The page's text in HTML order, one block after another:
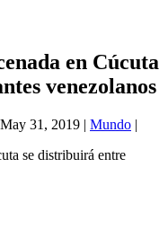
en Cúcuta
venezolanos
May 31, 2019 | Mundo |